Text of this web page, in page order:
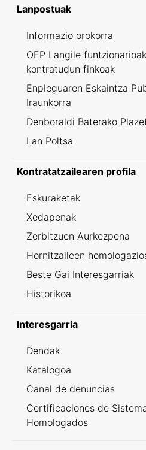
Lanpostuak
Informazio orokorra
OEP Langile
kontratudun finkoak
Enpleguaren Eskaintza
Iraunkorra
Denboraldi Baterako
Lan Poltsa
Kontratatzailearen profila
Eskuraketak
Xedapenak
Zerbitzuen Aurkezpena
Hornitzaileen
Beste Gai Interesgarriak
Historikoa
Interesgarria
Dendak
Katalogoa
Canal de denuncias
Certificaciones de
Homologados